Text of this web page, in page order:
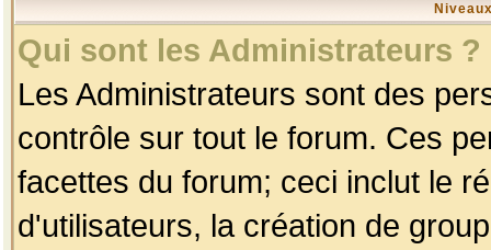
Qui sont les Administrateurs ?
Les Administrateurs sont des
contrôle sur tout le forum. Ces
facettes du forum; ceci inclut le
d'utilisateurs, la création de